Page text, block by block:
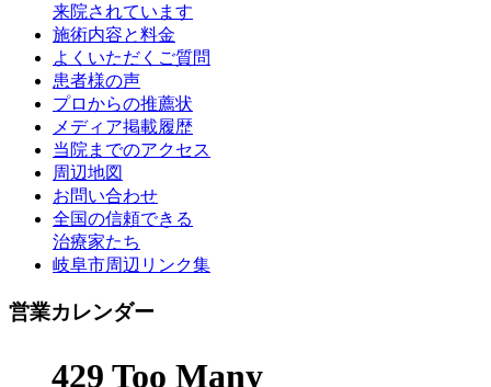
来院されています
施術内容と料金
よくいただくご質問
患者様の声
プロからの推薦状
メディア掲載履歴
当院までのアクセス
周辺地図
お問い合わせ
全国の信頼できる
治療家たち
岐阜市周辺リンク集
営業カレンダー